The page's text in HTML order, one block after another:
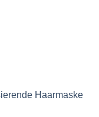
Haarmaske